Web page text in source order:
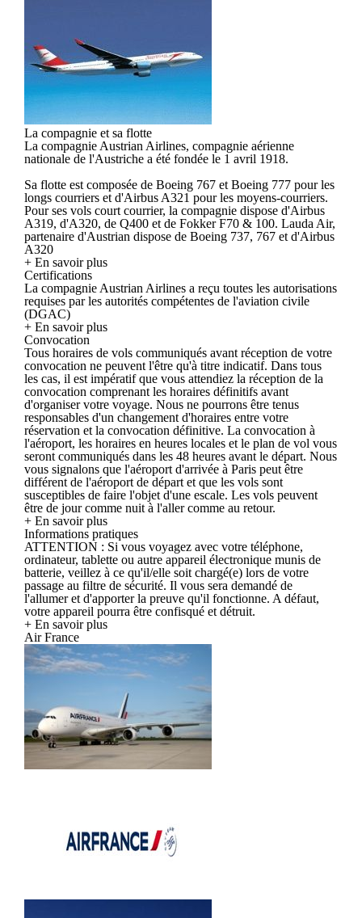
La compagnie et sa flotte
La compagnie Austrian Airlines, compagnie aérienne
nationale de l'Austriche a été fondée le 1 avril 1918.
Sa flotte est composée de Boeing 767 et Boeing 777 pour les
longs courriers et d'Airbus A321 pour les moyens-courriers.
Pour ses vols court courrier, la compagnie dispose d'Airbus
A319, d'A320, de Q400 et de Fokker F70 & 100. Lauda Air,
partenaire d'Austrian dispose de Boeing 737, 767 et d'Airbus
A320
+ En savoir plus
Certifications
La compagnie Austrian Airlines a reçu toutes les autorisations
requises par les autorités compétentes de l'aviation civile
(DGAC)
+ En savoir plus
Convocation
Tous horaires de vols communiqués avant réception de votre
convocation ne peuvent l'être qu'à titre indicatif. Dans tous
les cas, il est impératif que vous attendiez la réception de la
convocation comprenant les horaires définitifs avant
d'organiser votre voyage. Nous ne pourrons être tenus
responsables d'un changement d'horaires entre votre
réservation et la convocation définitive. La convocation à
l'aéroport, les horaires en heures locales et le plan de vol vous
seront communiqués dans les 48 heures avant le départ. Nous
vous signalons que l'aéroport d'arrivée à Paris peut être
différent de l'aéroport de départ et que les vols sont
susceptibles de faire l'objet d'une escale. Les vols peuvent
être de jour comme nuit à l'aller comme au retour.
+ En savoir plus
Informations pratiques
ATTENTION : Si vous voyagez avec votre téléphone,
ordinateur, tablette ou autre appareil électronique munis de
batterie, veillez à ce qu'il/elle soit chargé(e) lors de votre
passage au filtre de sécurité. Il vous sera demandé de
l'allumer et d'apporter la preuve qu'il fonctionne. A défaut,
votre appareil pourra être confisqué et détruit.
+ En savoir plus
Air France